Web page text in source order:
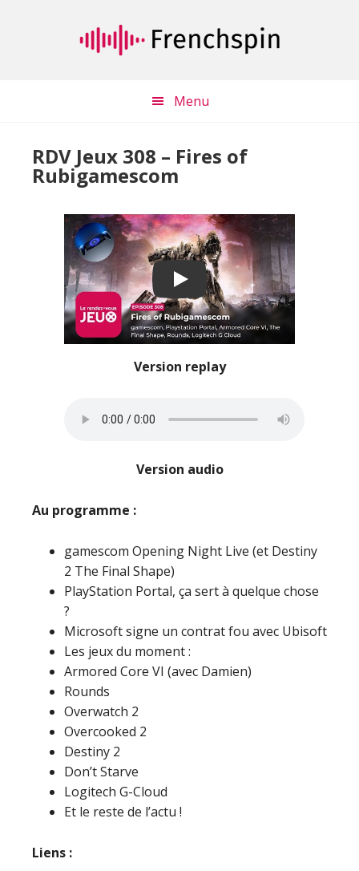
Menu
RDV Jeux 308 – Fires of
Rubigamescom
Play
Version replay
Version audio
Au programme :
gamescom Opening Night Live (et Destiny
2 The Final Shape)
PlayStation Portal, ça sert à quelque chose
?
Microsoft signe un contrat fou avec Ubisoft
Les jeux du moment :
Armored Core VI (avec Damien)
Rounds
Overwatch 2
Overcooked 2
Destiny 2
Don’t Starve
Logitech G-Cloud
Et le reste de l’actu !
Liens :